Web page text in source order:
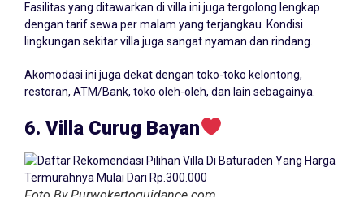
Fasilitas yang ditawarkan di villa ini juga tergolong lengkap
dengan tarif sewa per malam yang terjangkau. Kondisi
lingkungan sekitar villa juga sangat nyaman dan rindang.
Akomodasi ini juga dekat dengan toko-toko kelontong,
restoran, ATM/Bank, toko oleh-oleh, dan lain sebagainya.
6. Villa Curug Bayan